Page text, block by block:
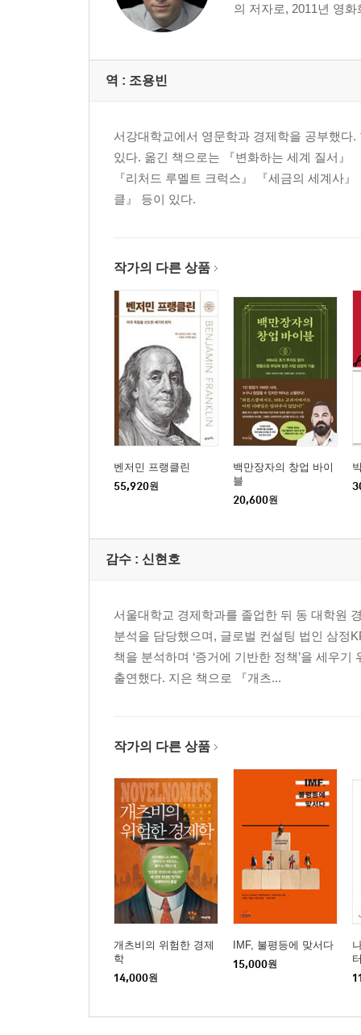
의 저자로, 2011년 영
역 : 조용빈
서강대학교에서 영문학과 경제학을 공부했다
있다. 옮긴 책으로는 『변화하는 세계 질서』
『리처드 루멜트 크럭스』 『세금의 세계사
클』 등이 있다.
작가의 다른 상품
벤저민 프랭클린
55,920원
백만장자의 창업 바이
블
20,600원
감수 : 신현호
서울대학교 경제학과를 졸업한 뒤 동 대학원
분석을 담당했으며, 글로벌 컨설팅 법인 삼정
책을 분석하며 ‘증거에 기반한 정책’을 세우
출연했다. 지은 책으로 『개츠...
작가의 다른 상품
개츠비의 위험한 경제
학
14,000원
IMF, 불평등에 맞서다
15,000원